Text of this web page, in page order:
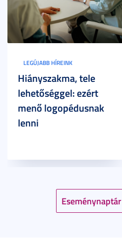
Eseménynaptár
LEGÚJABB HÍREINK
Hiányszakma, tele
lehetőséggel: ezért
menő logopédusnak
lenni